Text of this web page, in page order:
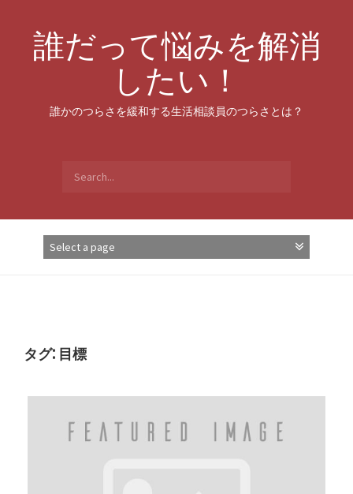
content誰だって悩みを解消
したい！
誰かのつらさを緩和する生活相談員のつらさとは？
for:
タグ: 目標